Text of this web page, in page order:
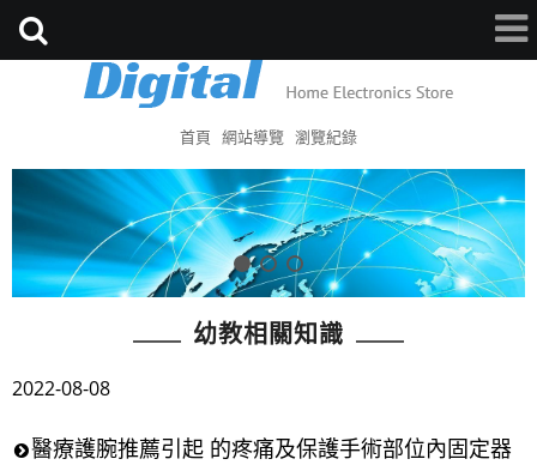
首頁 網站導覽 瀏覽紀錄
幼教相關知識
2022-08-08
醫療護腕推薦引起 的疼痛及保護手術部位內固定器